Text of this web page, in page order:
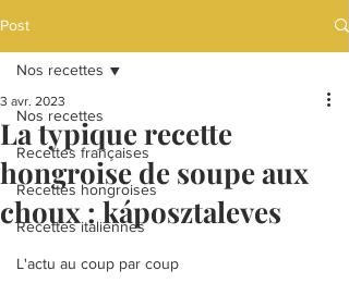
Post
Nos recettes
Recettes françaises
Recettes hongroises
Recettes italiennes
L'actu au coup par coup
Nos recettes
La typique recette
hongroise de soupe aux
choux : káposztaleves
3 avr. 2023